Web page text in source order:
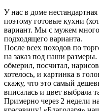
У нас в доме
поэтому готовые кухни
вариант. Мы с мужем
подходящего варианта.
После всех походов по
на заказ под наши
обмерил, посчитал,
хотелось, и картинка в
скажу, что это самый
вписалась и цвет выбрала
Примерно через 2 недели